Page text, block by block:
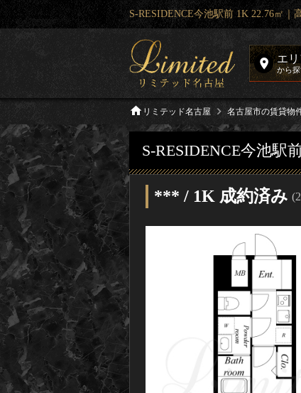
S-RESIDENCE今池駅前 1K 22.76㎡｜
エ
から
リミテッド名古屋 名古屋市の賃貸物
S-RESIDENCE今池駅
*** / 1K 成約済み